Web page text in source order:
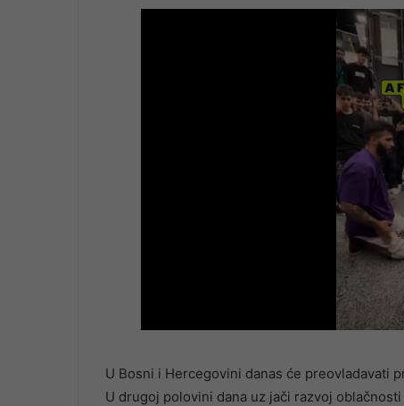
U Bosni i Hercegovini danas će preovladavati
U drugoj polovini dana uz jači razvoj